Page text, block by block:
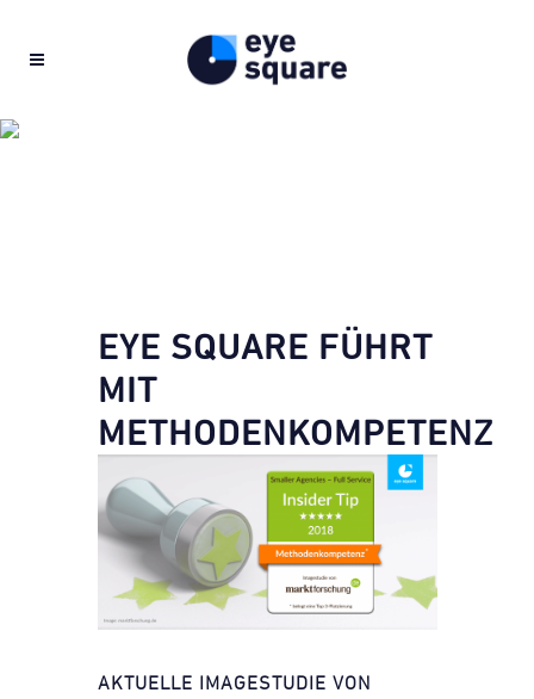
EYE SQUARE FÜHRT
MIT
METHODENKOMPETENZ
AKTUELLE IMAGESTUDIE VON